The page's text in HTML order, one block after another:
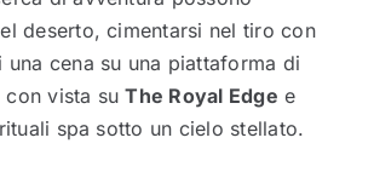
deserto, cimentarsi nel tiro con
una cena su una piattaforma di
con vista suThe Royal Edge e
spa sotto un cielo stellato.